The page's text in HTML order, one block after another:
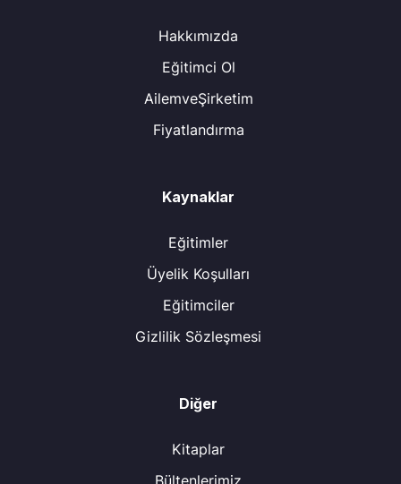
Hakkımızda
Eğitimci Ol
AilemveŞirketim
Fiyatlandırma
Kaynaklar
Eğitimler
Üyelik Koşulları
Eğitimciler
Gizlilik Sözleşmesi
Diğer
Kitaplar
Bültenlerimiz